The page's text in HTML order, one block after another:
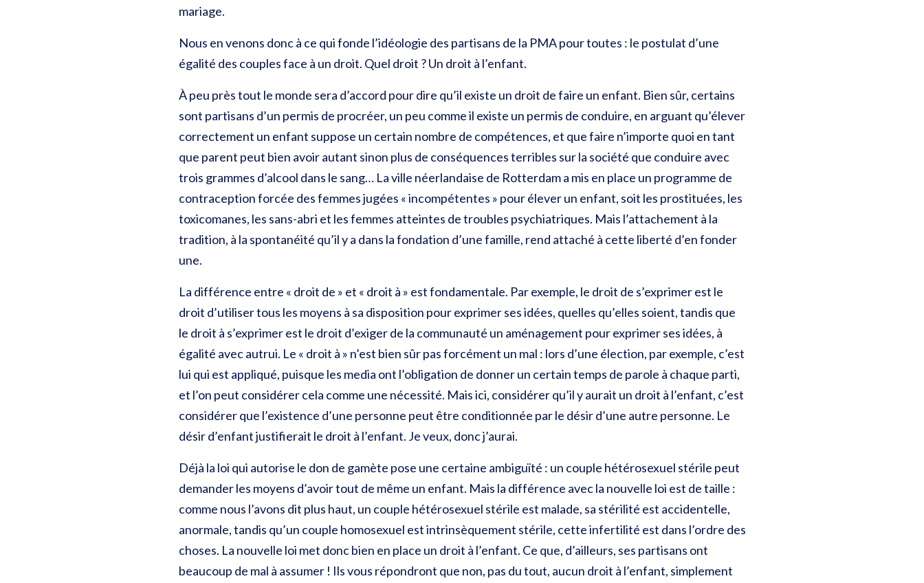
mariage.
Nous en venons donc à ce qui fonde l’idéologie des partisans de la PMA pour toutes : le postulat d’une
égalité des couples face à un droit. Quel droit ? Un droit à l’enfant.
À peu près tout le monde sera d’accord pour dire qu’il existe un droit de faire un enfant. Bien sûr, certains
sont partisans d’un permis de procréer, un peu comme il existe un permis de conduire, en arguant qu’élever
correctement un enfant suppose un certain nombre de compétences, et que faire n’importe quoi en tant
que parent peut bien avoir autant sinon plus de conséquences terribles sur la société que conduire avec
trois grammes d’alcool dans le sang… La ville néerlandaise de Rotterdam a mis en place un programme de
contraception forcée des femmes jugées « incompétentes » pour élever un enfant, soit les prostituées, les
toxicomanes, les sans-abri et les femmes atteintes de troubles psychiatriques. Mais l’attachement à la
tradition, à la spontanéité qu’il y a dans la fondation d’une famille, rend attaché à cette liberté d’en fonder
une.
La différence entre « droit de » et « droit à » est fondamentale. Par exemple, le droit de s’exprimer est le
droit d’utiliser tous les moyens à sa disposition pour exprimer ses idées, quelles qu’elles soient, tandis que
le droit à s’exprimer est le droit d’exiger de la communauté un aménagement pour exprimer ses idées, à
égalité avec autrui. Le « droit à » n’est bien sûr pas forcément un mal : lors d’une élection, par exemple, c’est
lui qui est appliqué, puisque les media ont l’obligation de donner un certain temps de parole à chaque parti,
et l’on peut considérer cela comme une nécessité. Mais ici, considérer qu’il y aurait un droit à l’enfant, c’est
considérer que l’existence d’une personne peut être conditionnée par le désir d’une autre personne. Le
désir d’enfant justifierait le droit à l’enfant. Je veux, donc j’aurai.
Déjà la loi qui autorise le don de gamète pose une certaine ambiguïté : un couple hétérosexuel stérile peut
demander les moyens d’avoir tout de même un enfant. Mais la différence avec la nouvelle loi est de taille :
comme nous l’avons dit plus haut, un couple hétérosexuel stérile est malade, sa stérilité est accidentelle,
anormale, tandis qu’un couple homosexuel est intrinsèquement stérile, cette infertilité est dans l’ordre des
choses. La nouvelle loi met donc bien en place un droit à l’enfant. Ce que, d’ailleurs, ses partisans ont
beaucoup de mal à assumer ! Ils vous répondront que non, pas du tout, aucun droit à l’enfant, simplement